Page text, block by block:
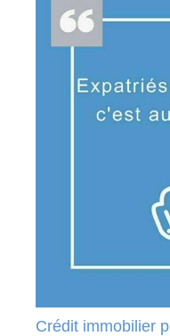
Crédit immobilier